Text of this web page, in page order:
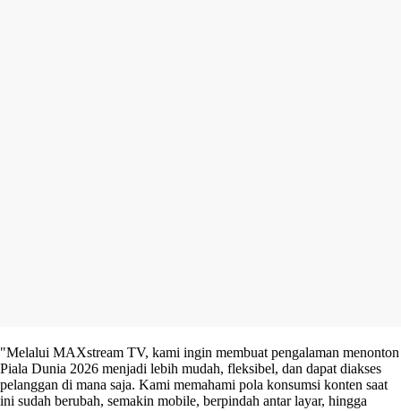
"Melalui MAXstream TV, kami ingin membuat pengalaman menonton
Piala Dunia 2026 menjadi lebih mudah, fleksibel, dan dapat diakses
pelanggan di mana saja. Kami memahami pola konsumsi konten saat
ini sudah berubah, semakin mobile, berpindah antar layar, hingga